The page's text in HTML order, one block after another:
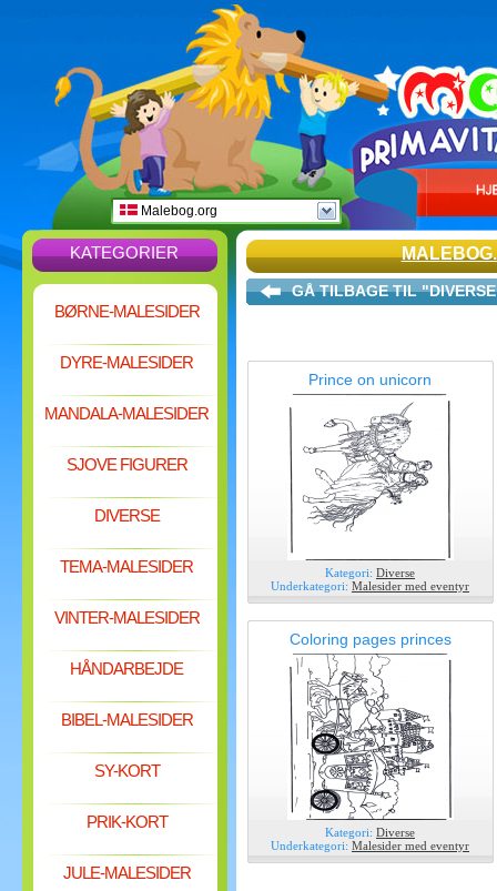
Malebog.org
KATEGORIER
BØRNE-MALESIDER
DYRE-MALESIDER
MANDALA-MALESIDER
SJOVE FIGURER
DIVERSE
TEMA-MALESIDER
VINTER-MALESIDER
HÅNDARBEJDE
BIBEL-MALESIDER
SY-KORT
PRIK-KORT
JULE-MALESIDER
GÅ TILBAGE TIL
Prince on unicorn
Kategori: Diverse
Underkategori: Malesider med eventyr
Coloring pages princes
Kategori: Diverse
Underkategori: Malesider med eventyr